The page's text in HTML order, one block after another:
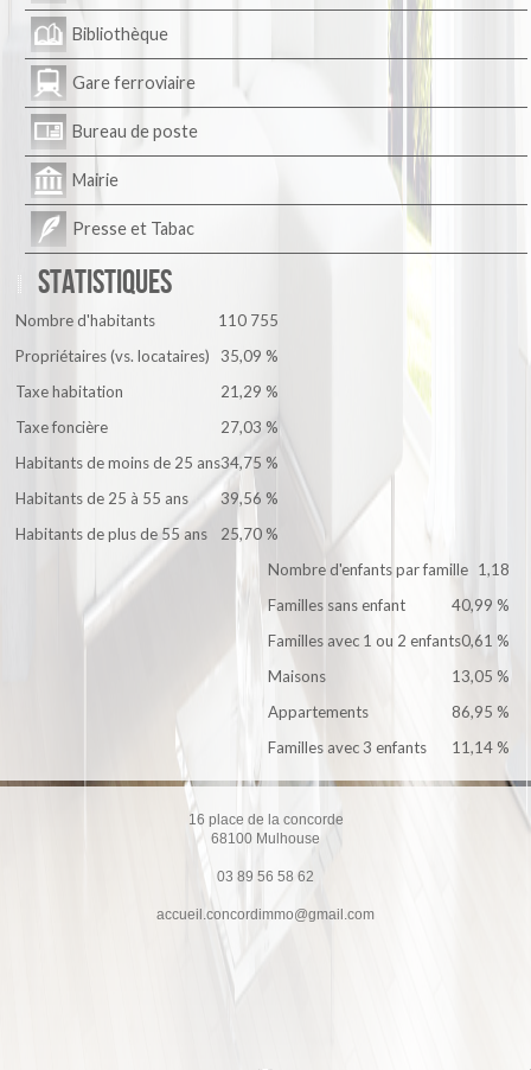
Bibliothèque
Gare ferroviaire
Bureau de poste
Mairie
Presse et Tabac
Statistiques
Nombre d'habitants
110 755
Propriétaires (vs. locataires)
35,09 %
Taxe habitation
21,29 %
Taxe foncière
27,03 %
Habitants de moins de 25 ans34,75 %
Habitants de 25 à 55 ans
39,56 %
Habitants de plus de 55 ans
25,70 %
Nombre d'enfants par famille 1,18
Familles sans enfant
40,99 %
Familles avec 1 ou 2 enfants0,61 %
Maisons
13,05 %
Appartements
86,95 %
Familles avec 3 enfants
11,14 %
16 place de la concorde
68100 Mulhouse
03 89 56 58 62
accueil.concordimmo@gmail.com